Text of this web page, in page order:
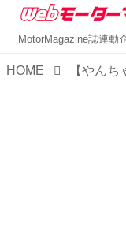
MotorMagazine誌連動
HOME